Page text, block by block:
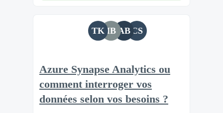
TK IB AB CS
Azure Synapse Analytics ou
comment interroger vos
données selon vos besoins ?